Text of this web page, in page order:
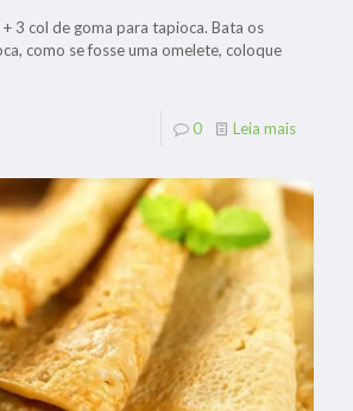
3 col de goma para tapioca. Bata os
como se fosse uma omelete, coloque
0 Leia mais